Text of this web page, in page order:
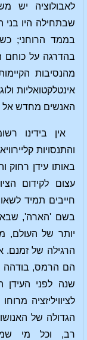
לאבולוציה יש
שבתחילה היו בני
בממד הרוחני;
בהדרגה על כוחם
מהנסיבות
אינטלקטואליות
האנשים מחדש אל
אין בידינו
והתנסויות
באותו עידן רחוק
עצום לקידום
חייבים תמיד
בשם 'הארה',
יותר של העולם,
הרגילה של זמנם.
הם הרמס, בודהה
שנה לפני העידן
לציוויליזציה
הגדולה של
רב, וכל מי